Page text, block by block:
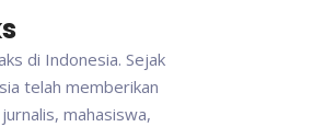
di Indonesia. Sejak
telah memberikan
mahasiswa,